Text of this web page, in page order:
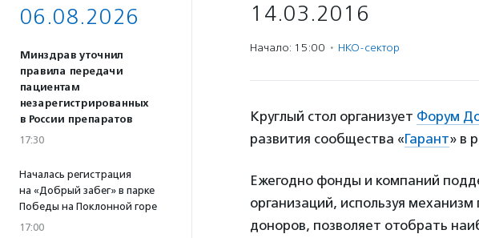
06.08.2026
Минздрав уточнил
правила передачи
пациентам
незарегистрированных
в России препаратов
17:30
Началась регистрация
на «Добрый забег» в парке
Победы на Поклонной горе
17:00
14.03.2016
Начало: 15:00 · НКО-сектор
Круглый стол организует Форум
развития сообщества «Гарант» в
Ежегодно фонды и компаний
организаций, используя
доноров, позволяет отобрать